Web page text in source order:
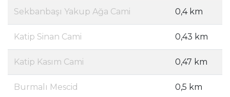
Sekbanbaşı Yakup Ağa Cami 0,4 km
Katip Sinan Cami 0,43 km
Katip Kasım Cami 0,47 km
Burmalı Mescid 0,5 km